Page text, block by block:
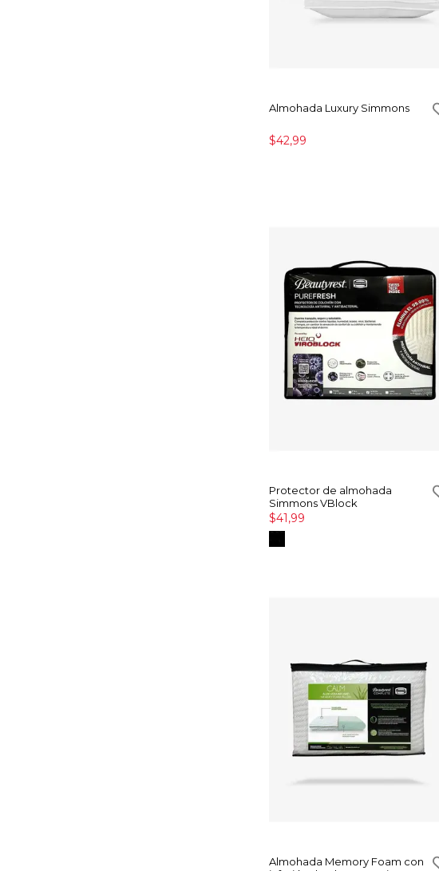
Almohada Luxury Simmons
$42,99
Protector de almohada
Simmons VBlock
$41,99
Almohada Memory Foam con